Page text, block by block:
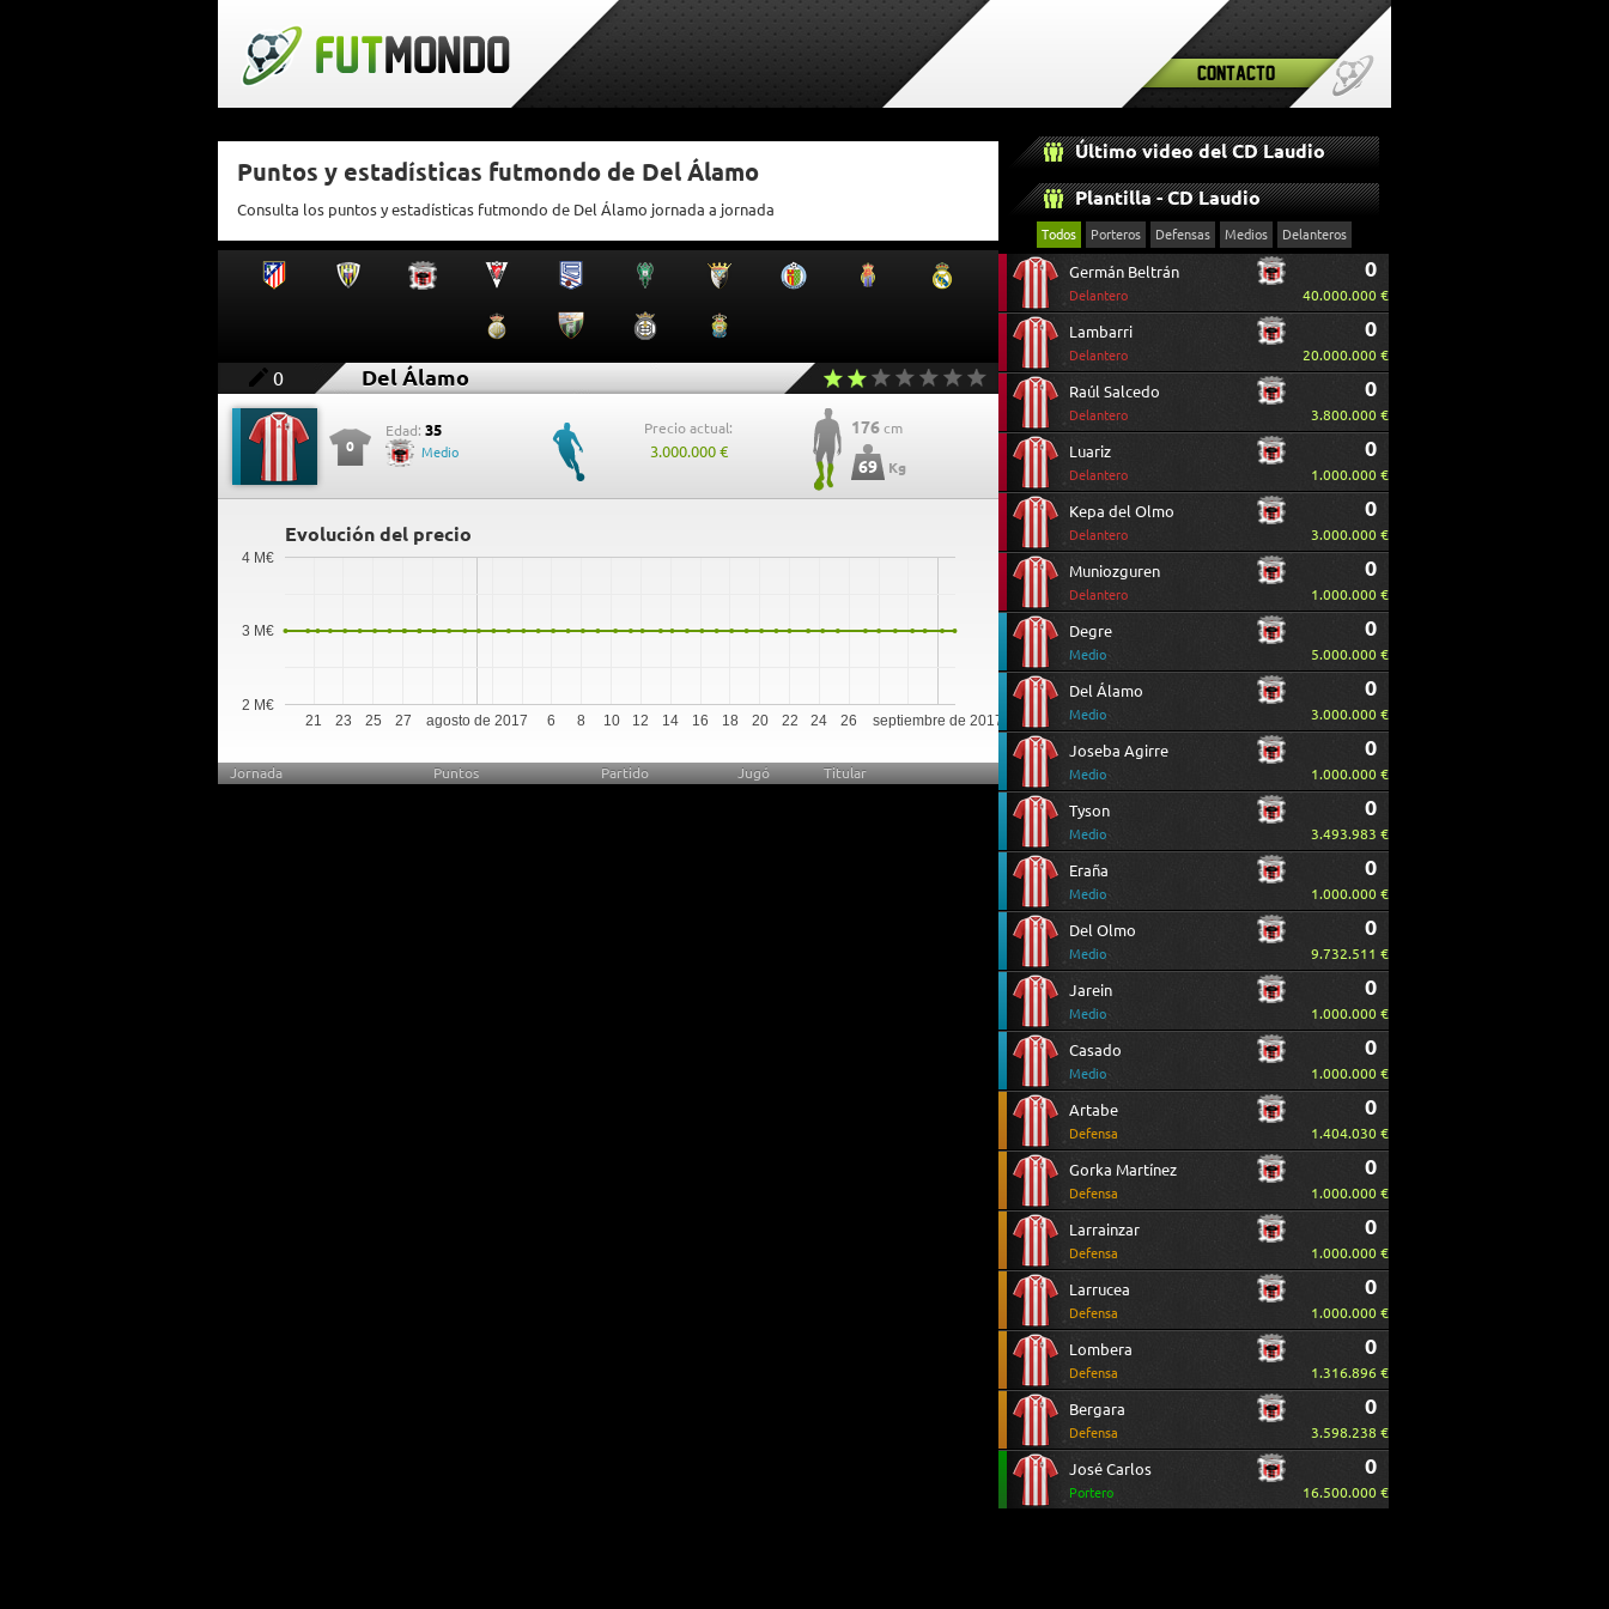
Contacto
Puntos y estadísticas futmondo de Del Álamo
Consulta los puntos y estadísticas futmondo de Del Álamo jornada a jornada
0 Del Álamo
0
Edad: 35
Medio
Precio actual:
3.000.000 €
176 cm
69 Kg
Evolución del precio
agosto de 2017 septiembre de 2017
21 23 25 27 6 8 10 12 14 16 18 20 22 24 26
2 M€
3 M€
4 M€
Jornada Puntos Partido Jugó Titular
Último video del CD Laudio
Plantilla - CD Laudio
Todos Porteros Defensas Medios Delanteros
Germán Beltrán
Delantero
0
40.000.000 €
Lambarri
Delantero
0
20.000.000 €
Raúl Salcedo
Delantero
0
3.800.000 €
Luariz
Delantero
0
1.000.000 €
Kepa del Olmo
Delantero
0
3.000.000 €
Muniozguren
Delantero
0
1.000.000 €
Degre
Medio
0
5.000.000 €
Del Álamo
Medio
0
3.000.000 €
Joseba Agirre
Medio
0
1.000.000 €
Tyson
Medio
0
3.493.983 €
Eraña
Medio
0
1.000.000 €
Del Olmo
Medio
0
9.732.511 €
Jarein
Medio
0
1.000.000 €
Casado
Medio
0
1.000.000 €
Artabe
Defensa
0
1.404.030 €
Gorka Martínez
Defensa
0
1.000.000 €
Larrainzar
Defensa
0
1.000.000 €
Larrucea
Defensa
0
1.000.000 €
Lombera
Defensa
0
1.316.896 €
Bergara
Defensa
0
3.598.238 €
José Carlos
Portero
0
16.500.000 €